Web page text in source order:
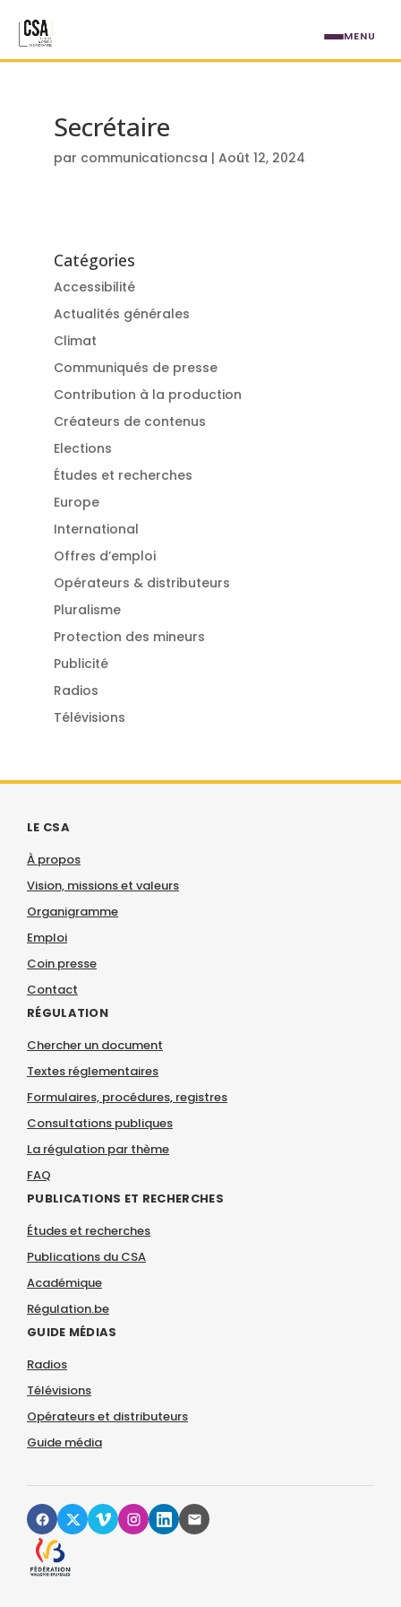
Secrétaire
par communicationcsa | Août 12, 2024
Catégories
Accessibilité
Actualités générales
Climat
Communiqués de presse
Contribution à la production
Créateurs de contenus
Elections
Études et recherches
Europe
International
Offres d’emploi
Opérateurs & distributeurs
Pluralisme
Protection des mineurs
Publicité
Radios
Télévisions
LE CSA
À propos
Vision, missions et valeurs
Organigramme
Emploi
Coin presse
Contact
RÉGULATION
Chercher un document
Textes réglementaires
Formulaires, procédures, registres
Consultations publiques
La régulation par thème
FAQ
PUBLICATIONS ET RECHERCHES
Études et recherches
Publications du CSA
Académique
Régulation.be
GUIDE MÉDIAS
Radios
Télévisions
Opérateurs et distributeurs
Guide média
MENU